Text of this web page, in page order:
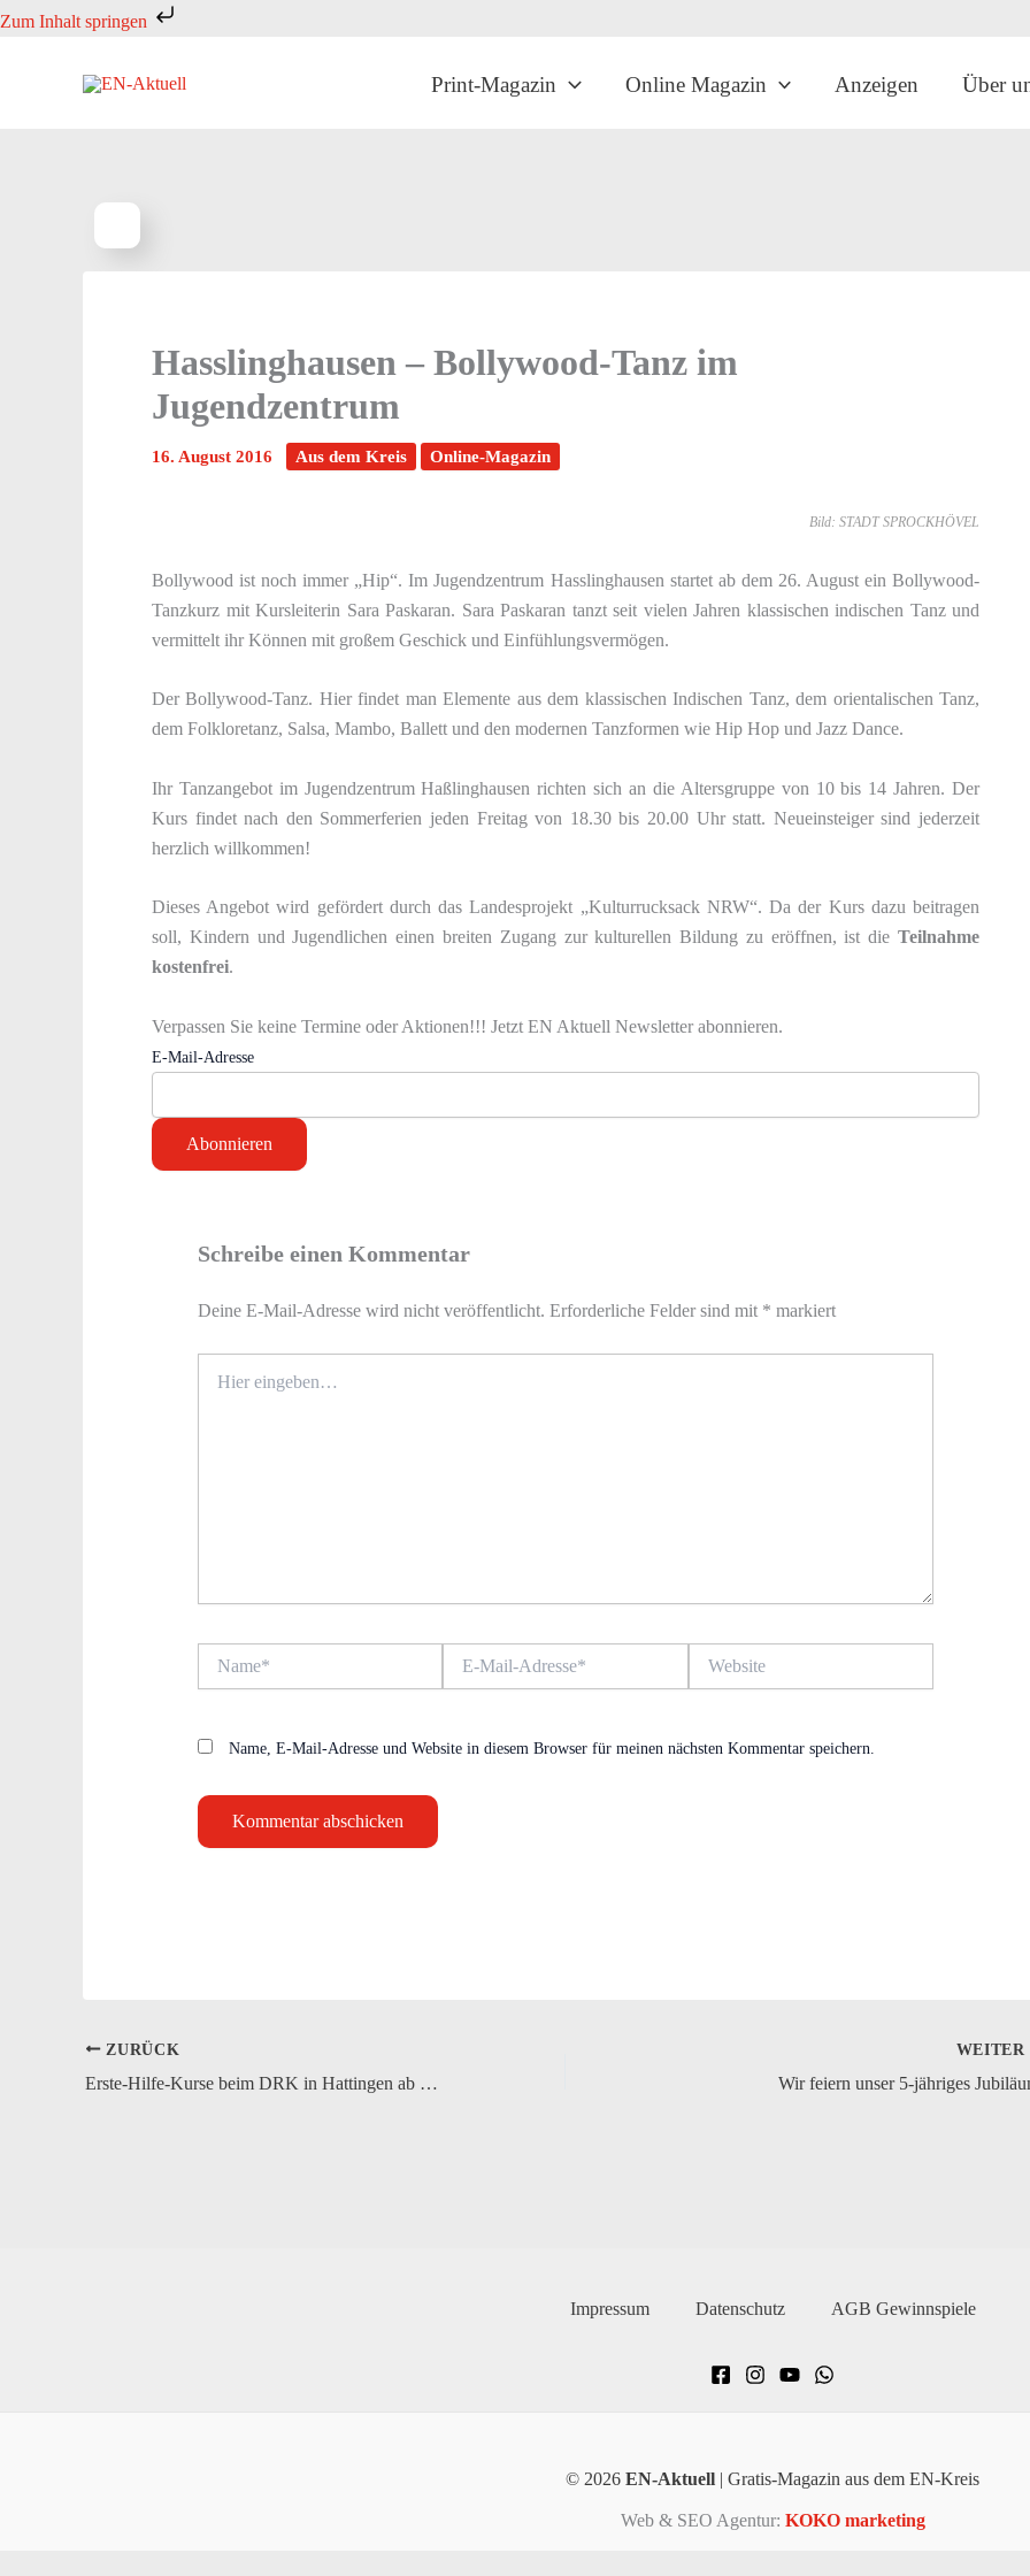
Zum Inhalt springen
Zum
Print-Magazin Online Magazin Anzeigen Über
Hasslinghausen – Bollywood-Tanz im
Jugendzentrum
16. August 2016 Aus dem Kreis Online-Magazin
Bild: STADT SPROCKHÖVEL
Bollywood ist noch immer „Hip“. Im Jugendzentrum Hasslinghausen startet ab dem 26. August ein Bollywood-
Tanzkurz mit Kursleiterin Sara Paskaran. Sara Paskaran tanzt seit vielen Jahren klassischen indischen Tanz und
vermittelt ihr Können mit großem Geschick und Einfühlungsvermögen.
Der Bollywood-Tanz. Hier findet man Elemente aus dem klassischen Indischen Tanz, dem orientalischen Tanz,
dem Folkloretanz, Salsa, Mambo, Ballett und den modernen Tanzformen wie Hip Hop und Jazz Dance.
Ihr Tanzangebot im Jugendzentrum Haßlinghausen richten sich an die Altersgruppe von 10 bis 14 Jahren. Der
Kurs findet nach den Sommerferien jeden Freitag von 18.30 bis 20.00 Uhr statt. Neueinsteiger sind jederzeit
herzlich willkommen!
Dieses Angebot wird gefördert durch das Landesprojekt „Kulturrucksack NRW“. Da der Kurs dazu beitragen
soll, Kindern und Jugendlichen einen breiten Zugang zur kulturellen Bildung zu eröffnen, ist die Teilnahme
kostenfrei.
Verpassen Sie keine Termine oder Aktionen!!! Jetzt EN Aktuell Newsletter abonnieren.
E-Mail-Adresse
Schreibe einen Kommentar
Deine E-Mail-Adresse wird nicht veröffentlicht. Erforderliche Felder sind mit * markiert
eingeben…
Mail-
Name, E-Mail-Adresse und Website in diesem Browser für meinen nächsten Kommentar speichern.
ZURÜCK
Erste-Hilfe-Kurse beim DRK in Hattingen ab Ende August
WEITER
Wir feiern unser 5-jähriges
Impressum Datenschutz AGB Gewinnspiele
© 2026 EN-Aktuell | Gratis-Magazin aus dem EN-Kreis
Web & SEO Agentur: KOKO marketing